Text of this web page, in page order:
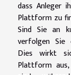
dass Anleger
Plattform zu
Sind Sie an
verfolgen Sie
Dies wirkt
Plattform